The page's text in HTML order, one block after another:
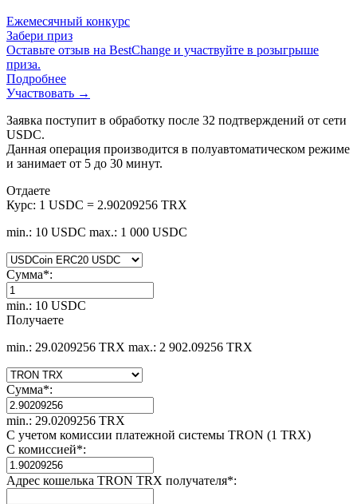
Ежемесячный конкурс
Забери приз
Оставьте отзыв на BestChange и участвуйте в розыгрыше
приза.
Подробнее
Участвовать →
Заявка поступит в обработку после 32 подтверждений от сети
USDC.
Данная операция производится в полуавтоматическом режиме
и занимает от 5 до 30 минут.
Отдаете
Курс: 1 USDC = 2.90209256 TRX
min.: 10 USDC max.: 1 000 USDC
Сумма*:
min.: 10 USDC
Получаете
min.: 29.0209256 TRX max.: 2 902.09256 TRX
Сумма*:
min.: 29.0209256 TRX
С учетом комиссии платежной системы TRON (1 TRX)
С комиссией*:
Адрес кошелька TRON TRX получателя*: